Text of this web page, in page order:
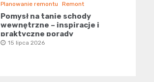
Planowanie remontu Remont
Pomysł na tanie schody
wewnętrzne – inspiracje i
praktyczne porady
15 lipca 2026